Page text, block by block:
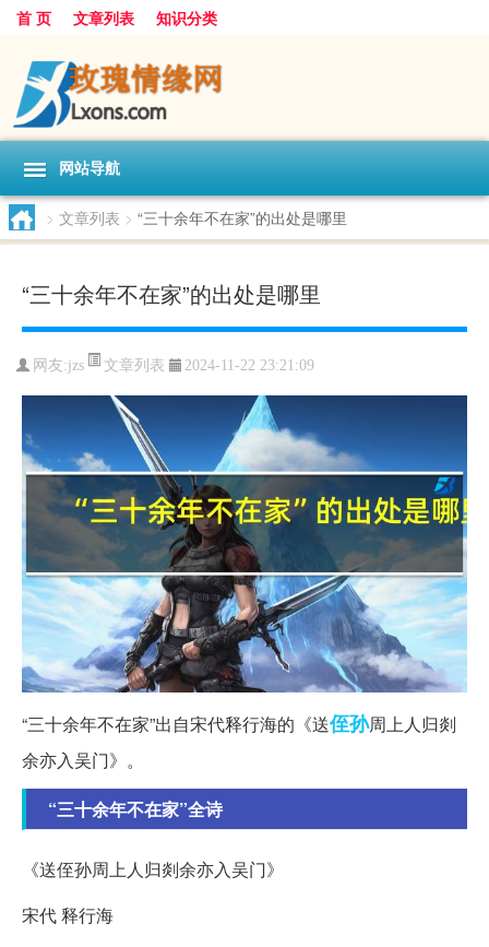
首 页 文章列表 知识分类
网站导航
> 文章列表 > “三十余年不在家”的出处是哪里
“三十余年不在家”的出处是哪里
网友:jzs 文章列表 2024-11-22 23:21:09
“三十余年不在家”出自宋代释行海的《送侄孙周上人归剡
余亦入吴门》。
“三十余年不在家”全诗
《送侄孙周上人归剡余亦入吴门》
宋代 释行海